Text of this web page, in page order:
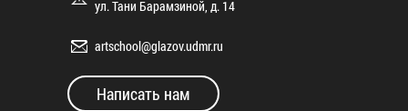
ул. Тани Барамзиной, д. 14
artschool@glazov.udmr.ru
Написать нам